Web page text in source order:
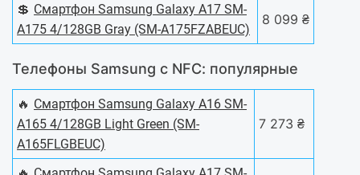
💲 Смартфон Samsung Galaxy A17 SM-
A175 4/128GB Gray (SM-A175FZABEUC)
8 099 ₴
Телефоны Samsung с NFC: популярные
🔥 Смартфон Samsung Galaxy A16 SM-
A165 4/128GB Light Green (SM-
A165FLGBEUC)
7 273 ₴